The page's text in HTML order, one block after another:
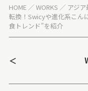
HOME WORKS
アジ
転換！Swicyや進化系こん
食トレンド”を紹介
＜